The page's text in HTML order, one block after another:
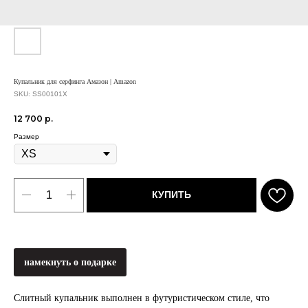
Купальник для серфинга Амазон | Amazon
SKU: SS00101X
12 700 р.
Размер
КУПИТЬ
намекнуть о подарке
Слитный купальник выполнен в футуристическом стиле, что